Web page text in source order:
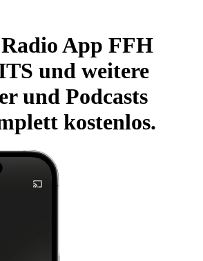
App FFH
und weitere
und Podcasts
kostenlos.